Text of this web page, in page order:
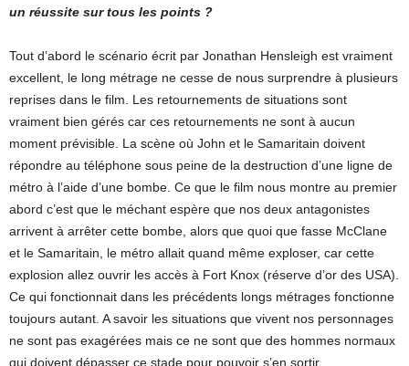
un réussite sur tous les points ?
Tout d’abord le scénario écrit par Jonathan Hensleigh est vraiment
excellent, le long métrage ne cesse de nous surprendre à plusieurs
reprises dans le film. Les retournements de situations sont
vraiment bien gérés car ces retournements ne sont à aucun
moment prévisible. La scène où John et le Samaritain doivent
répondre au téléphone sous peine de la destruction d’une ligne de
métro à l’aide d’une bombe. Ce que le film nous montre au premier
abord c’est que le méchant espère que nos deux antagonistes
arrivent à arrêter cette bombe, alors que quoi que fasse McClane
et le Samaritain, le métro allait quand même exploser, car cette
explosion allez ouvrir les accès à Fort Knox (réserve d’or des USA).
Ce qui fonctionnait dans les précédents longs métrages fonctionne
toujours autant. A savoir les situations que vivent nos personnages
ne sont pas exagérées mais ce ne sont que des hommes normaux
qui doivent dépasser ce stade pour pouvoir s’en sortir.